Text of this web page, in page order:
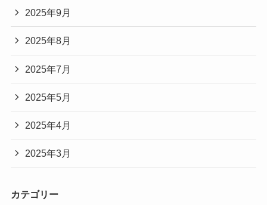
2025年9月
2025年8月
2025年7月
2025年5月
2025年4月
2025年3月
カテゴリー